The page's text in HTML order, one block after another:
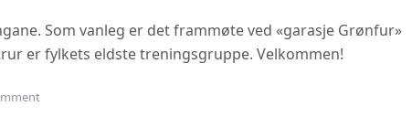
Som vanleg er det frammøte ved «garasje Grønfur»
er fylkets eldste treningsgruppe. Velkommen!
on Haustsementer 2020